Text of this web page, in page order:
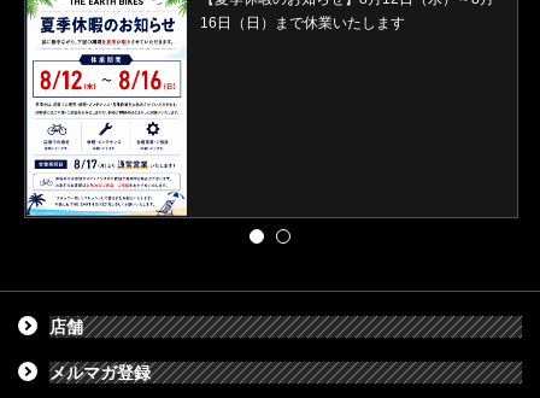
試乗会＆バレイワークス買取イベント開催
店舗
メルマガ登録